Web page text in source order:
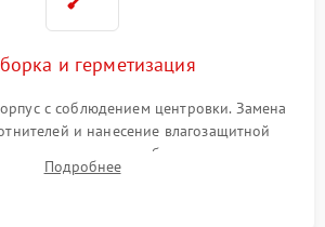
и герметизация
с соблюдением центровки. Замена
и нанесение влагозащитной
внутреннего объема прицела
предотвращения запотевания оптики
Подробнее